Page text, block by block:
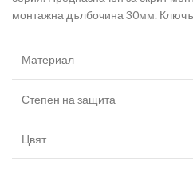
монтажна дълбочина 30мм.
Материал
Степен на защита
Цвят